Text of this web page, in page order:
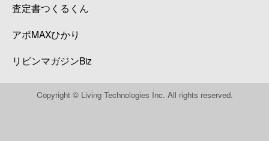
査定書つくるくん
アポMAXひかり
リビンマガジンBiz
Copyright © Living Technologies Inc. All rights reserved.